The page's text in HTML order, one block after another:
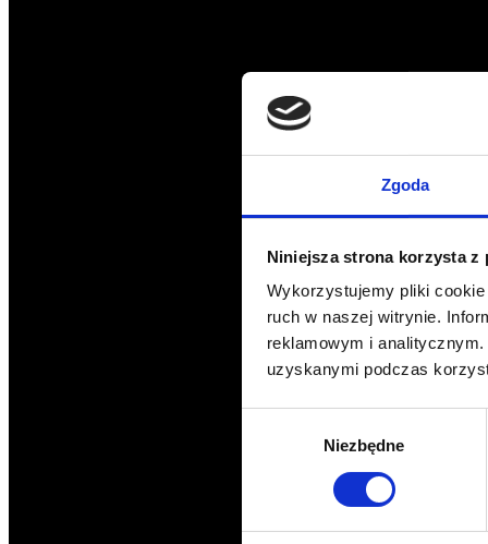
Zgoda
Niniejsza strona korzysta z
Wykorzystujemy pliki
ruch w naszej witrynie.
reklamowym i
uzyskanymi podczas
Niezbędne